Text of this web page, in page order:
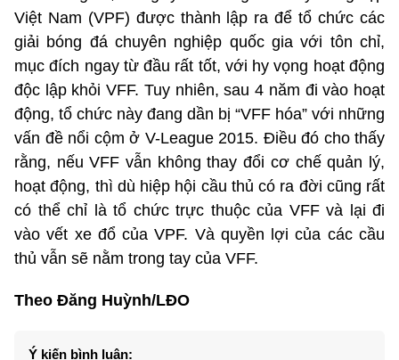
Việt Nam (VPF) được thành lập ra để tổ chức các
giải bóng đá chuyên nghiệp quốc gia với tôn chỉ,
mục đích ngay từ đầu rất tốt, với hy vọng hoạt động
độc lập khỏi VFF. Tuy nhiên, sau 4 năm đi vào hoạt
động, tổ chức này đang dần bị “VFF hóa” với những
vấn đề nổi cộm ở V-League 2015. Điều đó cho thấy
rằng, nếu VFF vẫn không thay đổi cơ chế quản lý,
hoạt động, thì dù hiệp hội cầu thủ có ra đời cũng rất
có thể chỉ là tổ chức trực thuộc của VFF và lại đi
vào vết xe đổ của VPF. Và quyền lợi của các cầu
thủ vẫn sẽ nằm trong tay của VFF.
Theo Đăng Huỳnh/LĐO
Ý kiến bình luận: